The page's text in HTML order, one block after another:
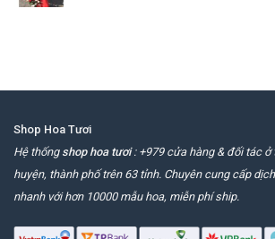
Shop Hoa Tươi
Hệ thống shop hoa tươi: +979 cửa hàng & đối tác ở
huyện, thành phố trên 63 tỉnh. Chuyên cung cấp
nhanh với hơn 10000 mẫu hoa, miễn phí ship.